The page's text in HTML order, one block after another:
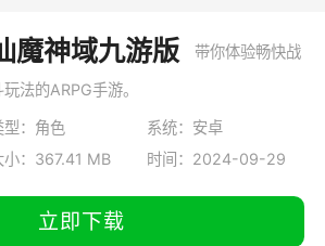
魔神域九游版 带你体验畅快战
玩法的ARPG手游。
型：角色
系统：安卓
小：367.41 MB
时间：2024-09-29
立即下载